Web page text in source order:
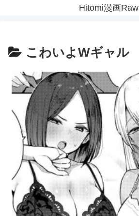
Hitomi漫画Raw
こわいよWギャル